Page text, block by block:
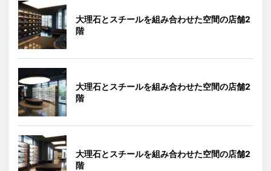
大理石とスチールを組み合わせた空間の店舗2
階
大理石とスチールを組み合わせた空間の店舗2
階
大理石とスチールを組み合わせた空間の店舗2
階